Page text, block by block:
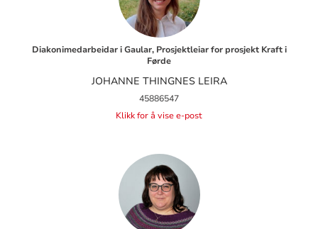
Diakonimedarbeidar i Gaular, Prosjektleiar for prosjekt Kraft i
Førde
JOHANNE THINGNES LEIRA
45886547
Klikk for å vise e-post